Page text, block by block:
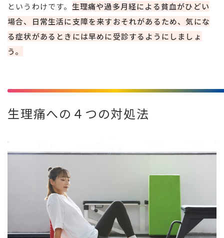
というわけです。 生理痛や過多月経による貧血がひどい
場合、日常生活に支障を来すおそれがあるため、気にな
る症状があるときには早めに受診するようにしましょ
う。
生理痛への４つの対処法